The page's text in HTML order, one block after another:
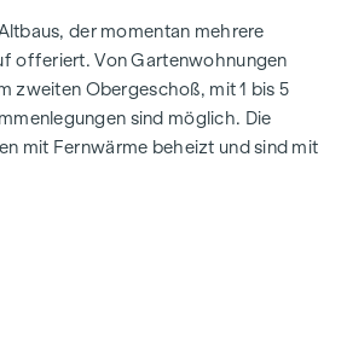
der momentan mehrere
offeriert. Von Gartenwohnungen
zweiten Obergeschoß, mit 1 bis 5
sind möglich. Die
mit Fernwärme beheizt und sind mit